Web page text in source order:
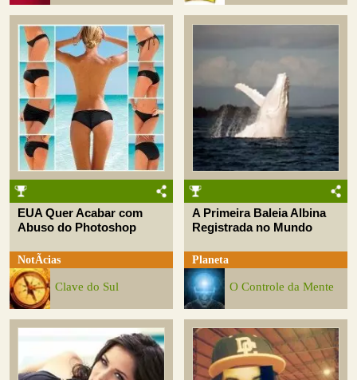
EUA Quer Acabar com
Abuso do Photoshop
NotÃ­cias
Clave do Sul
A Primeira Baleia Albina
Registrada no Mundo
Planeta
O Controle da Mente